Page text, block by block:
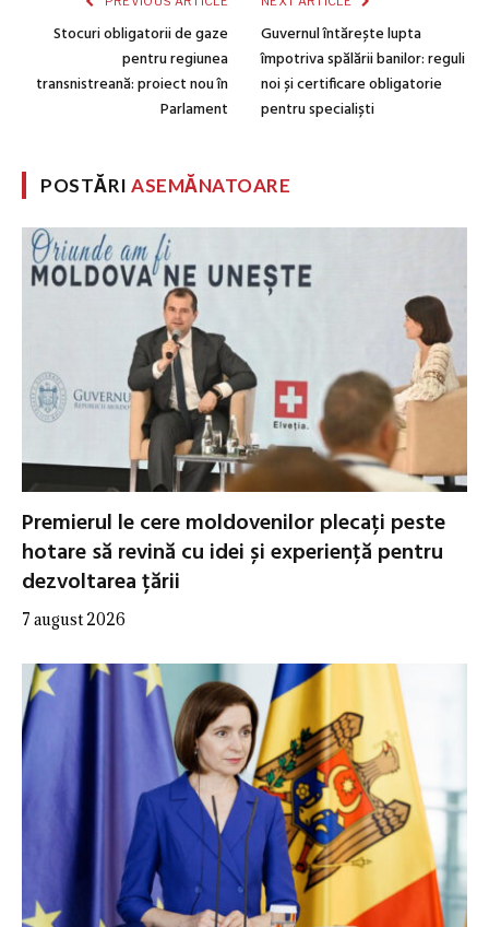
Stocuri obligatorii de gaze
pentru regiunea
transnistreană: proiect nou în
Parlament
Guvernul întărește lupta
împotriva spălării banilor: reguli
noi și certificare obligatorie
pentru specialiști
POSTĂRIASEMĂNATOARE
Premierul le cere moldovenilor plecați peste
hotare să revină cu idei și experiență pentru
dezvoltarea țării
7 august 2026